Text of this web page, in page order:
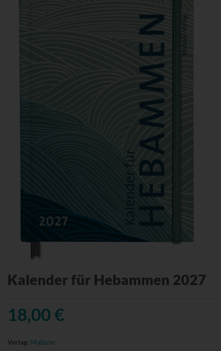
Kalender für Hebammen 2027
18,00 €
Verlag: Mabuse